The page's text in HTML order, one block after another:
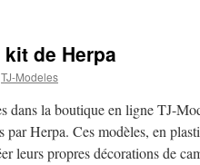
de Herpa
TJ-Modeles
dans la boutique en ligne TJ-
par Herpa. Ces modèles, en
leurs propres décorations de